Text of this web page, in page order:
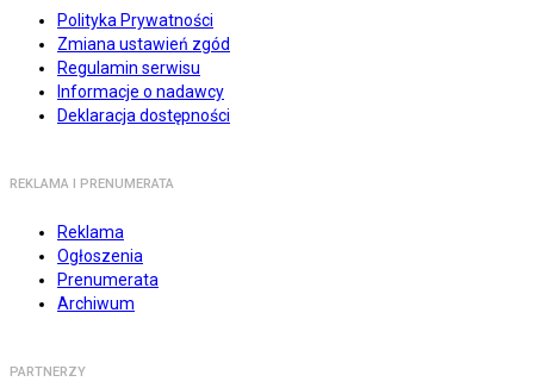
Polityka Prywatności
Zmiana ustawień zgód
Regulamin serwisu
Informacje o nadawcy
Deklaracja dostępności
REKLAMA I PRENUMERATA
Reklama
Ogłoszenia
Prenumerata
Archiwum
PARTNERZY